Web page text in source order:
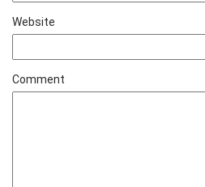
Website
Comment